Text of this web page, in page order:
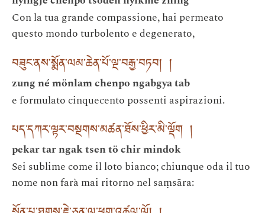
Con la tua grande compassione, hai permeato
questo mondo turbolento e degenerato,
བཟུང་ནས་སྨོན་ལམ་ཆེན་པོ་ལྔ་བརྒྱ་བཏབ། །
zung né mönlam chenpo ngabgya tab
e formulato cinquecento possenti aspirazioni.
པད་དཀར་ལྟར་བསྔགས་མཚན་ཐོས་ཕྱིར་མི་ལྡོག །
pekar tar ngak tsen tö chir mindok
Sei sublime come il loto bianco; chiunque oda il tuo
nome non farà mai ritorno nel saṃsāra: